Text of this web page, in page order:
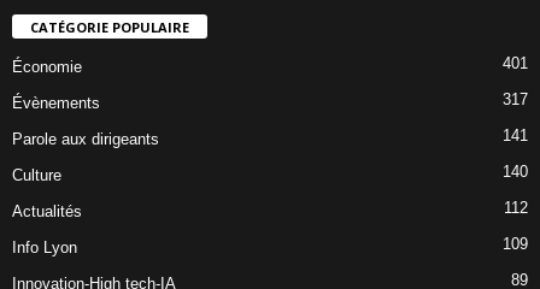
CATÉGORIE POPULAIRE
Économie 401
Évènements 317
Parole aux dirigeants 141
Culture 140
Actualités 112
Info Lyon 109
Innovation-High tech-IA 89